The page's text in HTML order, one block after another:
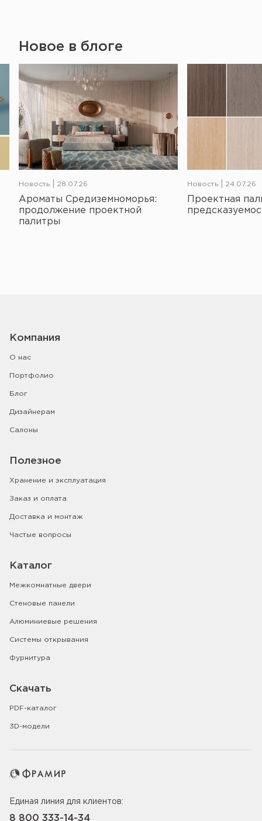
Новое в блоге
Новость 28.07.26
Ароматы Средиземноморья:
продолжение проектной
палитры
Новость 24.07.26
Проектная
Компания
О нас
Портфолио
Блог
Дизайнерам
Салоны
Полезное
Хранение и эксплуатация
Заказ и оплата
Доставка и монтаж
Частые вопросы
Каталог
Межкомнатные двери
Стеновые панели
Алюминиевые решения
Системы открывания
Фурнитура
Скачать
PDF-каталог
3D-модели
Единая линия для клиентов:
8 800 333-14-34